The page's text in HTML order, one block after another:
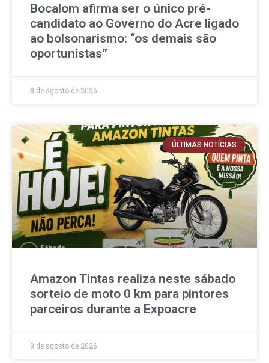
Bocalom afirma ser o único pré-
candidato ao Governo do Acre ligado
ao bolsonarismo: “os demais são
oportunistas”
8 de agosto de 2026
ÚLTIMAS NOTÍCIAS
Amazon Tintas realiza neste sábado
sorteio de moto 0 km para pintores
parceiros durante a Expoacre
8 de agosto de 2026